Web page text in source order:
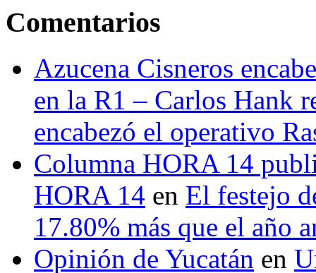
Comentarios
Azucena Cisneros
en la R1 – Carlos Hank
encabezó el operativo
Columna HORA 14
HORA 14 en El festejo
17.80% más que el año
Opinión de Yucatán en